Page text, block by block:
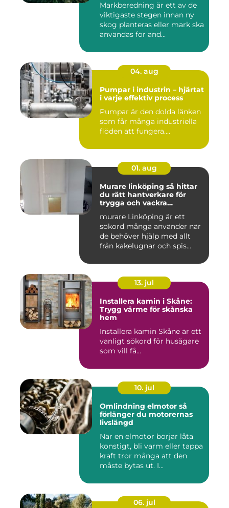
Markberedning är ett av de
viktigaste stegen innan ny
skog planteras eller mark ska
användas för and...
04. aug
Pumpar i industrin – hjärtat
i varje effektiv process
Pumpar är den dolda länken
som får många industriella
flöden att fungera....
01. aug
Murare linköping så hittar
du rätt hantverkare för
trygga och vackra
murare Linköping är ett
sökord många använder när
de behöver hjälp med allt
från kakelugnar och spis...
13. jul
Installera kamin i Skåne:
Trygg värme för skånska
hem
Installera kamin Skåne är ett
vanligt sökord för husägare
som vill få...
10. jul
Omlindning elmotor så
förlänger du motorernas
livslängd
När en elmotor börjar låta
konstigt, bli varm eller tappa
kraft tror många att den
måste bytas ut. I...
06. jul